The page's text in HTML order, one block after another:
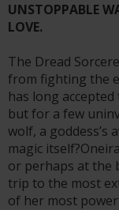
UNSTOPPABLE
LOVE.
The Dread
from fighting the
has long
but for a few
wolf, a goddess’s
magic
or perhaps at the
trip to the most
of her most